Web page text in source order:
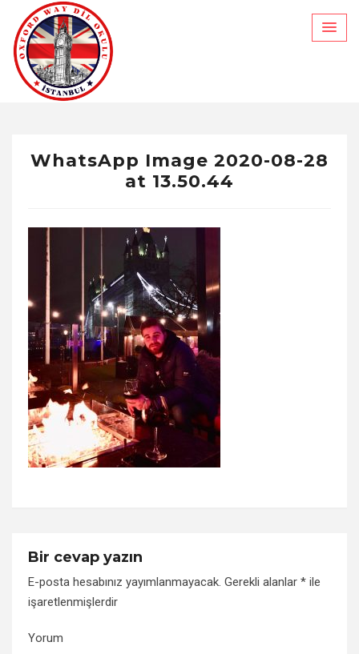
content
WhatsApp Image 2020-08-28
at 13.50.44
Bir cevap yazın
E-posta hesabınız yayımlanmayacak. Gerekli alanlar * ile
işaretlenmişlerdir
Yorum